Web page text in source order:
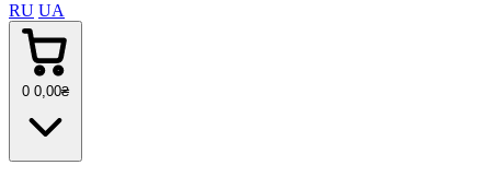
RU UA
0 0 ,00₴